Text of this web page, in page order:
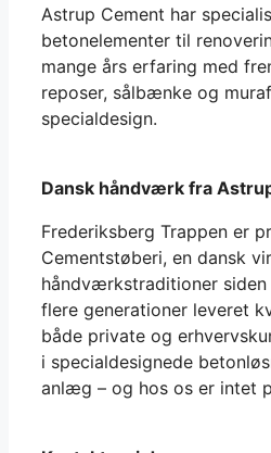
Astrup Cement har
betonelementer til
mange års erfaring med
reposer, sålbænke og
specialdesign.
Dansk håndværk fra
Frederiksberg Trappen er
Cementstøberi, en dansk
håndværkstraditioner siden
flere generationer leveret
både private og
i specialdesignede
anlæg – og hos os er intet